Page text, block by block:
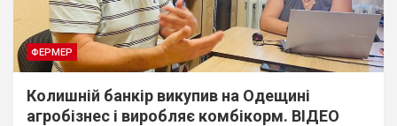
ФЕРМЕР
Колишній банкір викупив на Одещині
агробізнес і виробляє комбікорм. ВІДЕО